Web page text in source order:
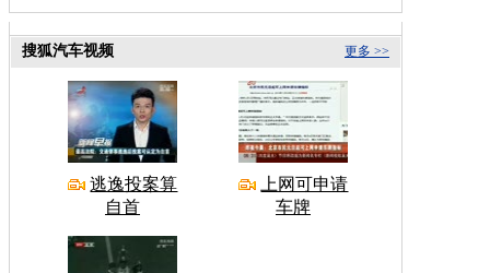
更多 >>
搜狐汽车视频
逃逸投案算
自首
上网可申请
车牌